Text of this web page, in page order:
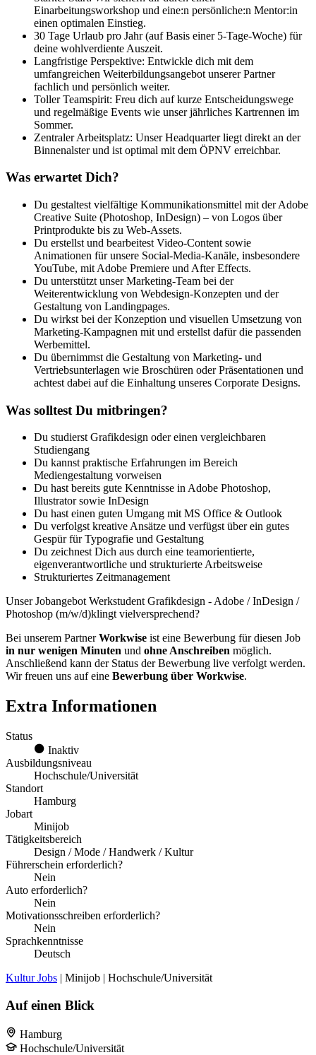
Einarbeitungsworkshop und eine:n persönliche:n Mentor:in
einen optimalen Einstieg.
30 Tage Urlaub pro Jahr (auf Basis einer 5-Tage-Woche) für
deine wohlverdiente Auszeit.
Langfristige Perspektive: Entwickle dich mit dem
umfangreichen Weiterbildungsangebot unserer Partner
fachlich und persönlich weiter.
Toller Teamspirit: Freu dich auf kurze Entscheidungswege
und regelmäßige Events wie unser jährliches Kartrennen im
Sommer.
Zentraler Arbeitsplatz: Unser Headquarter liegt direkt an der
Binnenalster und ist optimal mit dem ÖPNV erreichbar.
Was erwartet Dich?
Du gestaltest vielfältige Kommunikationsmittel mit der Adobe
Creative Suite (Photoshop, InDesign) – von Logos über
Printprodukte bis zu Web-Assets.
Du erstellst und bearbeitest Video-Content sowie
Animationen für unsere Social-Media-Kanäle, insbesondere
YouTube, mit Adobe Premiere und After Effects.
Du unterstützt unser Marketing-Team bei der
Weiterentwicklung von Webdesign-Konzepten und der
Gestaltung von Landingpages.
Du wirkst bei der Konzeption und visuellen Umsetzung von
Marketing-Kampagnen mit und erstellst dafür die passenden
Werbemittel.
Du übernimmst die Gestaltung von Marketing- und
Vertriebsunterlagen wie Broschüren oder Präsentationen und
achtest dabei auf die Einhaltung unseres Corporate Designs.
Was solltest Du mitbringen?
Du studierst Grafikdesign oder einen vergleichbaren
Studiengang
Du kannst praktische Erfahrungen im Bereich
Mediengestaltung vorweisen
Du hast bereits gute Kenntnisse in Adobe Photoshop,
Illustrator sowie InDesign
Du hast einen guten Umgang mit MS Office & Outlook
Du verfolgst kreative Ansätze und verfügst über ein gutes
Gespür für Typografie und Gestaltung
Du zeichnest Dich aus durch eine teamorientierte,
eigenverantwortliche und strukturierte Arbeitsweise
Strukturiertes Zeitmanagement
Unser Jobangebot Werkstudent Grafikdesign - Adobe / InDesign /
Photoshop (m/w/d)klingt vielversprechend?
Bei unserem PartnerWorkwise ist eine Bewerbung für diesen Job
in nur wenigen Minuten und ohne Anschreiben möglich.
Anschließend kann der Status der Bewerbung live verfolgt werden.
Wir freuen uns auf eine Bewerbung über Workwise.
Extra Informationen
Status
Inaktiv
Ausbildungsniveau
Hochschule/Universität
Standort
Hamburg
Jobart
Minijob
Tätigkeitsbereich
Design / Mode / Handwerk / Kultur
Führerschein erforderlich?
Nein
Auto erforderlich?
Nein
Motivationsschreiben erforderlich?
Nein
Sprachkenntnisse
Deutsch
Kultur Jobs | Minijob | Hochschule/Universität
Auf einen Blick
Hamburg
Hochschule/Universität